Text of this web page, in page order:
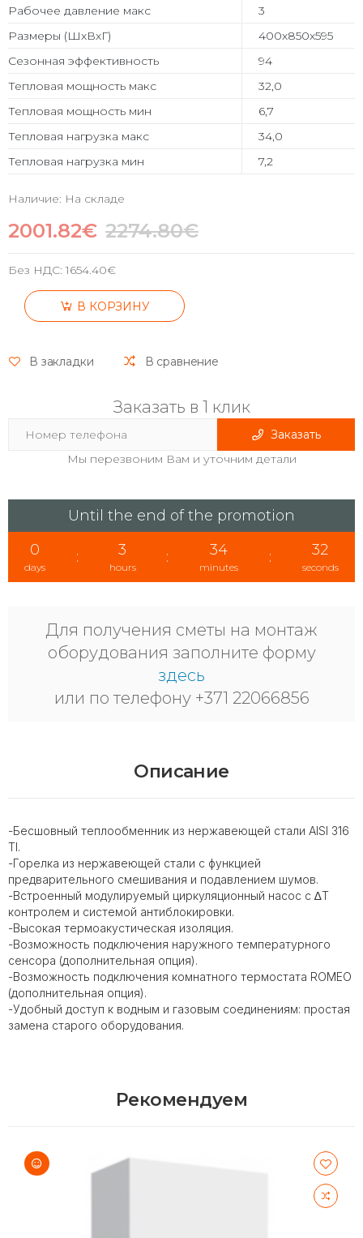
Рабочее давление макс
3
Размеры (ШхВхГ)
400х850х595
Сезонная эффективность
94
Тепловая мощность макс
32,0
Тепловая мощность мин
6,7
Тепловая нагрузка макс
34,0
Тепловая нагрузка мин
7,2
Наличие: На складе
2001.82€ 2274.80€
Без НДС:1654.40€
В КОРЗИНУ
В закладки В сравнение
Заказать в 1 клик
Заказать
Мы перезвоним Вам и уточним детали
Until the end of the promotion
0
days
: 3
hours
: 34
minutes
: 32
seconds
Для получения сметы на монтаж
оборудования заполните форму
здесь
или по телефону +371 22066856
Описание
-Бесшовный теплообменник из нержавеющей стали AISI 316
TI.
-Горелка из нержавеющей стали с функцией
предварительного смешивания и подавлением шумов.
-Встроенный модулируемый циркуляционный насос с ∆T
контролем и системой антиблокировки.
-Высокая термоакустическая изоляция.
-Возможность подключения наружного температурного
сенсора (дополнительная опция).
-Возможность подключения комнатного термостата ROMEO
(дополнительная опция).
-Удобный доступ к водным и газовым соединениям: простая
замена старого оборудования.
Рекомендуем